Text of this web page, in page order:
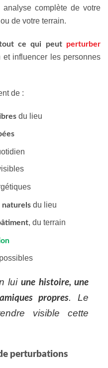
analyse complète de votre
de votre terrain.
ce qui peut perturber
et influencer les personnes
de :
du lieu
naturelsdu lieu
, du terrain
luiune histoire, une
propres. Le
visible cette
perturbations